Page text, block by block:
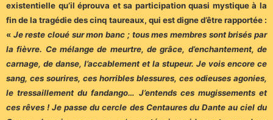
existentielle qu’il éprouva et sa participation quasi mystique à la
fin de la tragédie des cinq taureaux, qui est digne d’être rapportée :
« Je reste cloué sur mon banc ; tous mes membres sont brisés par
la fièvre. Ce mélange de meurtre, de grâce, d’enchantement, de
carnage, de danse, l’accablement et la stupeur. Je vois encore ce
sang, ces sourires, ces horribles blessures, ces odieuses agonies,
le tressaillement du fandango… J’entends ces mugissements et
ces rêves ! Je passe du cercle des Centaures du Dante au ciel du